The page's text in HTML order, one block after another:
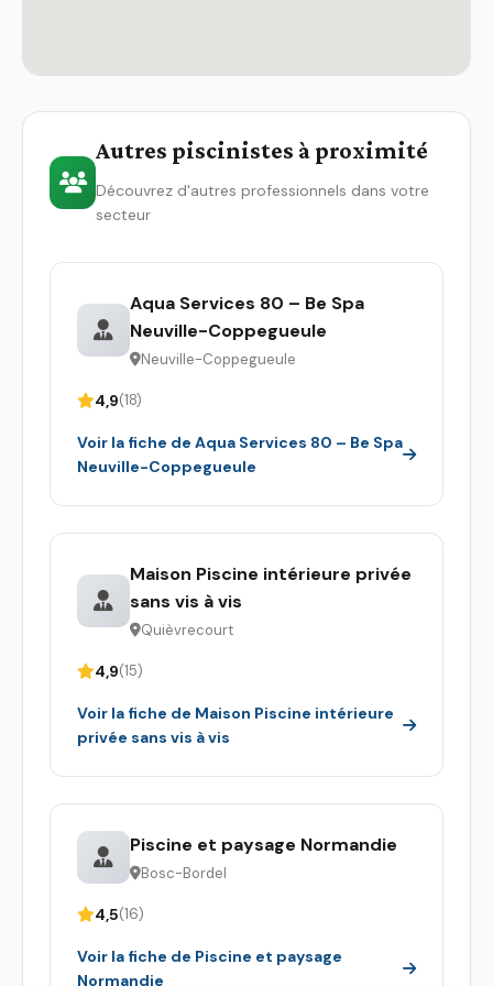
Autres piscinistes à proximité
Découvrez d'autres professionnels dans votre
secteur
Aqua Services 80 – Be Spa
Neuville-Coppegueule
Neuville-Coppegueule
4,9(18)
Voir la fiche de Aqua Services 80 – Be Spa
Neuville-Coppegueule
Maison Piscine intérieure privée
sans vis à vis
Quièvrecourt
4,9(15)
Voir la fiche de Maison Piscine intérieure
privée sans vis à vis
Piscine et paysage Normandie
Bosc-Bordel
4,5(16)
Voir la fiche de Piscine et paysage
Normandie